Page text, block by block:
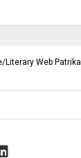
Literary Web Patrika